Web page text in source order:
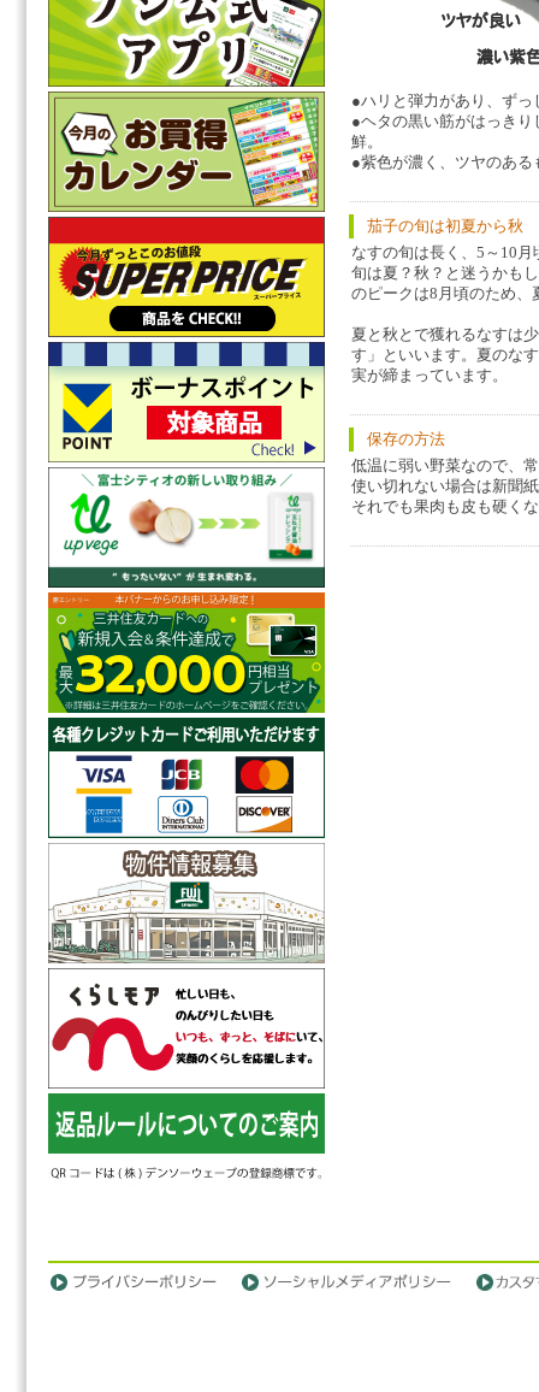
●ハリと弾力があり、ず
●ヘタの黒い筋がはっき
鮮。
●紫色が濃く、ツヤのあ
茄子の旬は初夏から秋
なすの旬は長く、5～10
旬は夏？秋？と迷うかも
のピークは8月頃のため、
夏と秋とで獲れるなすは
す」といいます。夏のな
実が締まっています。
保存の方法
低温に弱い野菜なので、
使い切れない場合は新聞
それでも果肉も皮も硬く